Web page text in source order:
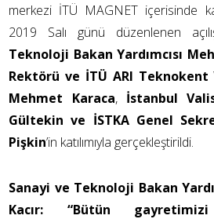
merkezi İTÜ MAGNET içerisinde
2019 Salı günü düzenlenen
Teknoloji Bakan Yardımcısı
Rektörü ve İTÜ ARI Teknokent
Mehmet Karaca, İstanbul
Gültekin ve İSTKA Genel
Pişkin’in katılımıyla gerçekleştirildi.
Sanayi ve Teknoloji Bakan
Kacır: “Bütün